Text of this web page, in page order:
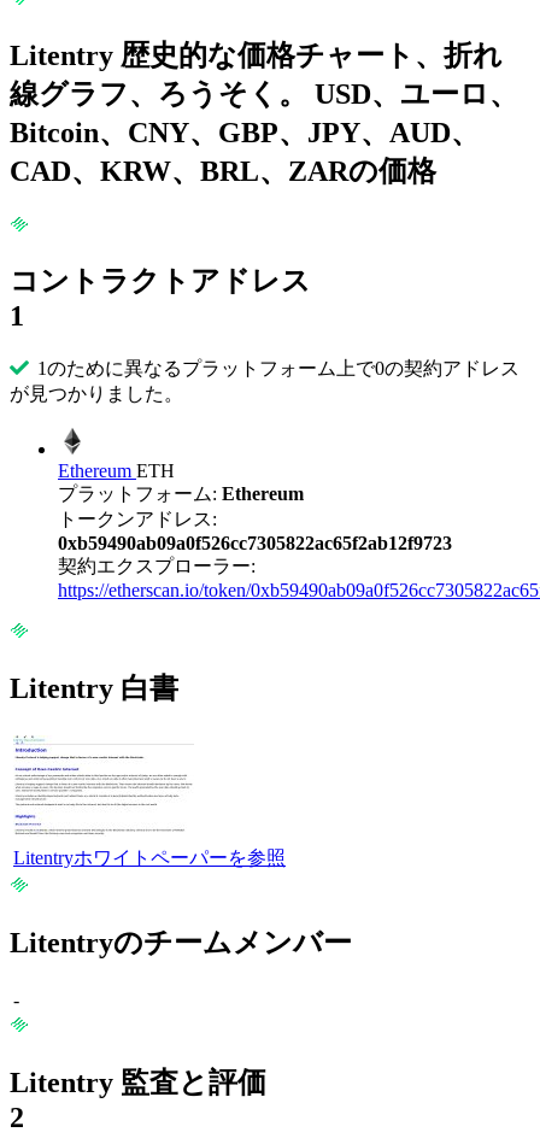
Litentry 歴史的な価格チャート、折れ
線グラフ、ろうそく。 USD、ユーロ、
Bitcoin、CNY、GBP、JPY、AUD、
CAD、KRW、BRL、ZARの価格
コントラクトアドレス
1
1のために異なるプラットフォーム上で0の契約アドレス
が見つかりました。
Ethereum ETH
プラットフォーム: Ethereum
トークンアドレス:
0xb59490ab09a0f526cc7305822ac65f2ab12f9723
契約エクスプローラー:
https://etherscan.io/token/
Litentry 白書
Litentryホワイトペーパーを参照
Litentryのチームメンバー
-
Litentry 監査と評価
2